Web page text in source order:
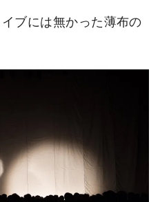
ブには無かった薄布の